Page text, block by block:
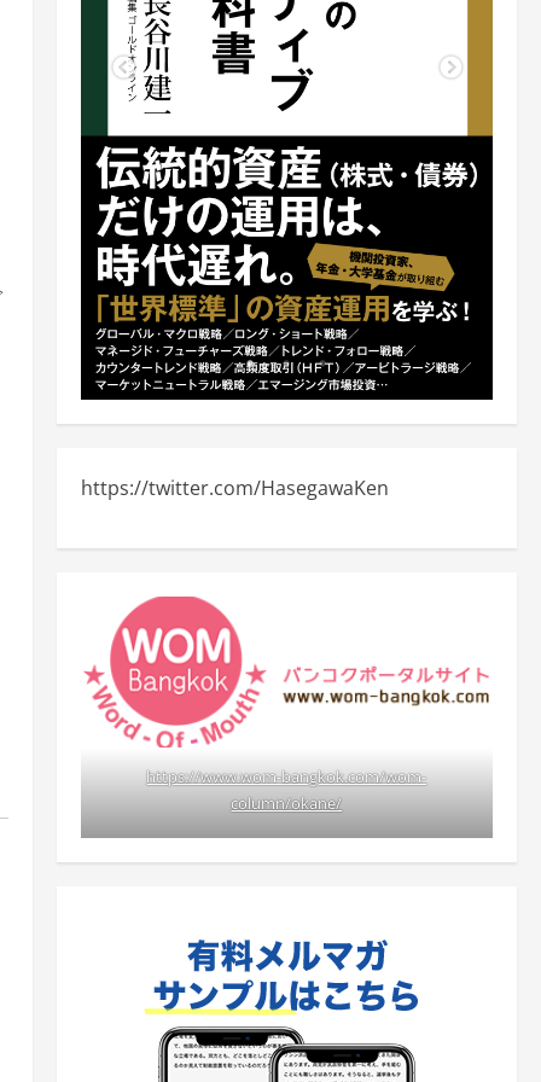
https://twitter.com/HasegawaKen
https://www.wom-bangkok.com/wom-
column/okane/